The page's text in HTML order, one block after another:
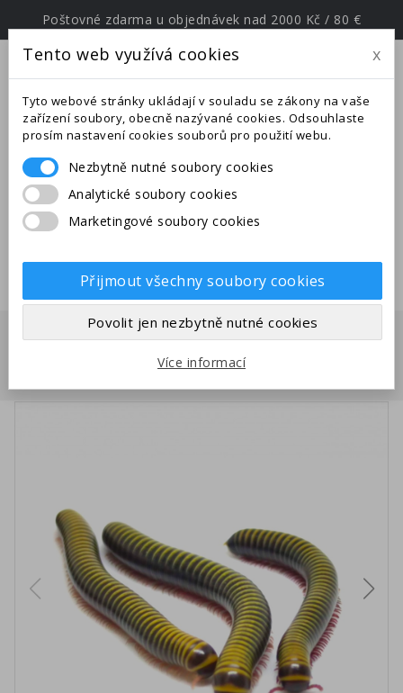
Poštovné zdarma u objednávek nad 2000 Kč / 80 €
menu
Upozornění: Ve dnech od
25.6.-27.7.2026 jsme na expedici v
jižní Evropě. Uskutečněné
objednávky budou odeslány po
28.7.2026.
Domů Ostatní Mnohonožky
Anadenobolus
monilicornis
Tento web využívá cookies x
Tyto webové stránky ukládají v souladu se zákony na vaše
zařízení soubory, obecně nazývané cookies. Odsouhlaste
prosím nastavení cookies souborů pro použití webu.
Nezbytně nutné soubory cookies
Analytické soubory cookies
Marketingové soubory cookies
Přijmout všechny soubory cookies
Povolit jen nezbytně nutné cookies
Více informací